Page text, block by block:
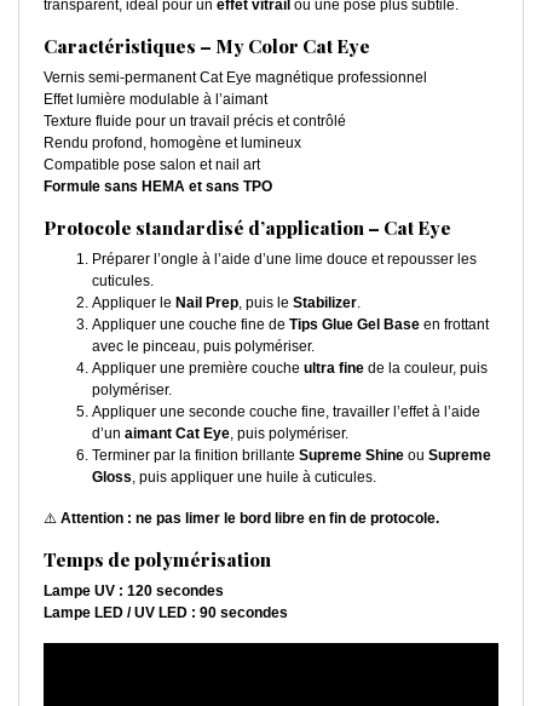
transparent, idéal pour un effet vitrail ou une pose plus subtile.
Caractéristiques – My Color Cat Eye
Vernis semi-permanent Cat Eye magnétique professionnel
Effet lumière modulable à l’aimant
Texture fluide pour un travail précis et contrôlé
Rendu profond, homogène et lumineux
Compatible pose salon et nail art
Formule sans HEMA et sans TPO
Protocole standardisé d’application – Cat Eye
Préparer l’ongle à l’aide d’une lime douce et repousser les
cuticules.
Appliquer le Nail Prep, puis le Stabilizer.
Appliquer une couche fine de Tips Glue Gel Base en frottant
avec le pinceau, puis polymériser.
Appliquer une première couche ultra fine de la couleur, puis
polymériser.
Appliquer une seconde couche fine, travailler l’effet à l’aide
d’un aimant Cat Eye, puis polymériser.
Terminer par la finition brillante Supreme Shine ou Supreme
Gloss, puis appliquer une huile à cuticules.
⚠️ Attention : ne pas limer le bord libre en fin de protocole.
Temps de polymérisation
Lampe UV : 120 secondes
Lampe LED / UV LED : 90 secondes